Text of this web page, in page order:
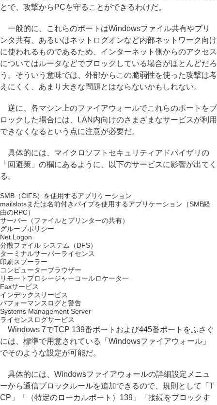
とで、攻撃からPCを守ることができるわけだ。
一般的に、これらのポートはWindowsファイル共有やプリ
ンタ共有、あるいはネットログオンなど内部ネットワーク向け
に使われるものであるため、インターネット側からのアクセス
についてはルータなどでブロックしている場合がほとんどだろ
う。そういう意味では、外部からこの脆弱性を使った攻撃は考
えにくく、あまり大きな問題とはならないかもしれない。
逆に、各マシン上のファイアウォールでこれらのポートをブ
ロックした場合には、LAN内向けのさまざまなサービスが利用
できなくなるという点に注意が必要だ。
具体的には、マイクロソフトセキュリティアドバイザリの
「回避策」の欄にあるように、以下のサービスに影響が出てく
る。
SMB（CIFS）を使用するアプリケーション
mailslotsまたは名前付きパイプを使用するアプリケーション（SMB経
由のRPC）
サーバー（ファイルとプリンターの共有）
グループポリシー
Net Logon
分散ファイル システム（DFS）
ターミナルサーバーライセンス
印刷スプーラー
コンピューターブラウザー
リモートプロシージャーコールロケーター
Faxサービス
インデックスサービス
パフォーマンスログと警告
Systems Management Server
ライセンスログサービス
Windows 7でTCP 139番ポートおよび445番ポートをふさぐ
には、標準で用意されている「Windowsファイアウォール」
でそのような設定が可能だ。
具体的には、Windowsファイアウォールの詳細設定メニュ
ーから通信ブロックルールを追加できるので、規則として「T
CP」「（特定のローカルポート）139」「接続をブロックす